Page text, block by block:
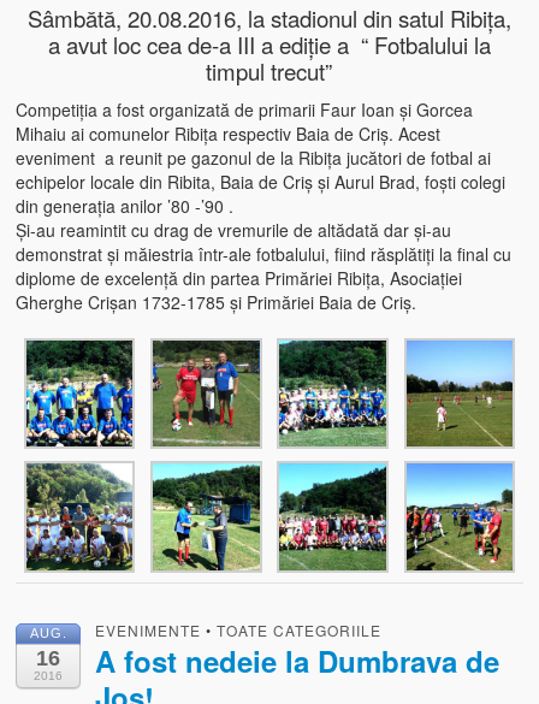
Sâmbătă, 20.08.2016, la stadionul din satul Ribița,
a avut loc cea de-a III a ediție a “ Fotbalului la
timpul trecut”
Competiția a fost organizată de primarii Faur Ioan și Gorcea
Mihaiu ai comunelor Ribița respectiv Baia de Criș. Acest
eveniment a reunit pe gazonul de la Ribița jucători de fotbal ai
echipelor locale din Ribita, Baia de Criș și Aurul Brad, foști colegi
din generația anilor ’80 -’90 .
Și-au reamintit cu drag de vremurile de altădată dar și-au
demonstrat și măiestria într-ale fotbalului, fiind răsplătiți la final cu
diplome de excelență din partea Primăriei Ribița, Asociației
Gherghe Crișan 1732-1785 și Primăriei Baia de Criș.
AUG.
16
2016
EVENIMENTE •TOATE CATEGORIILE
A fost nedeie la Dumbrava de